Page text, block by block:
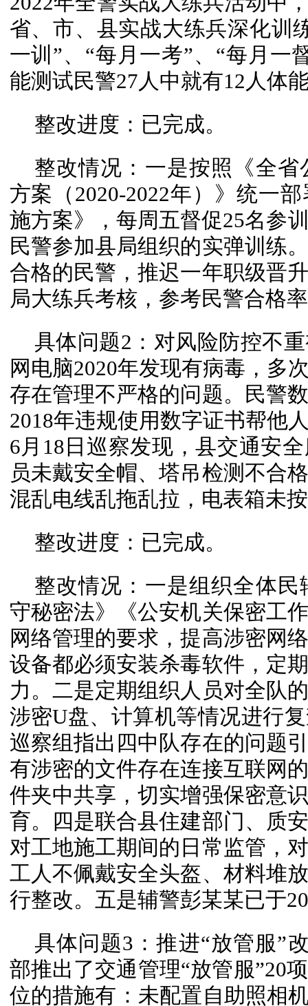
省、市、县实战大练兵深化训
一训”、“每月一考”、“每月一
能测试民警27人中就有12人体
整改进度：已完成。
整改情况：一是按照《全
方案（2020-2022年）》统一
施方案》，每周五督促25名参
民警参加县局组织的实弹训练
合格的民警，推迟一年职级晋
局大练兵考核，参考民警合格
具体问题2：对风险防控不
网电脑2020年发现有病毒，多
存在管理不严格的问题。民警
2018年违规使用数字证书帮他
6月18日巡察发现，县交通安
员未戴安全帽、塔吊检测不合
混乱电线乱拖乱拉，电表箱未
整改进度：已完成。
整改情况：一是组织全体
守秘密法》《公安机关保密工
网络管理的要求，提高涉密网
设备都必须安装杀毒软件，定
力。二是定期组织人员对全队
涉密U盘、计算机等情况进行
巡察组指出四中队存在的问题
有涉密的文件存在连接互联网
件夹中共享，切实增强保密意
育。四是联合县住建部门、质
对工地施工期间的日常监管，
工人不佩戴安全头盔、材料堆
行整改。五是辅警彭某某已于
具体问题3：推进“放管服”
部推出了交通管理“放管服”20
位的措施有：未配置自助照相